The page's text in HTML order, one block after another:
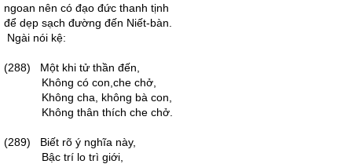
ngoan nên có đạo đức thanh tịnh
để dẹp sạch đường đến Niết-bàn.
Ngài nói kệ:
(288) Một khi tử thần đến,
Không có con,che chở,
Không cha, không bà con,
Không thân thích che chở.
(289) Biết rõ ý nghĩa này,
Bậc trí lo trì giới,